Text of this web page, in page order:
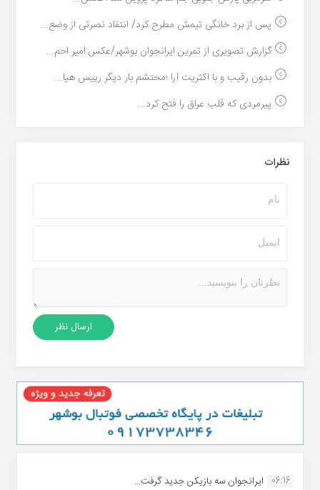
پس از برد خانگی تیمش مطرح کرد/ انتقاد نصرتی از وضع...
گزارش تصویری از تمرین ایرانجوان بوشهر/عکس:امیر احم...
بدون رقیب و با اکثریت آرا ؛محتشم بار دیگر رییس هیا...
پیرمردی که قلب عراق را فتح کرد...
نظرات
06:16 ایرانجوان سه بازیکن جدید گرفت...